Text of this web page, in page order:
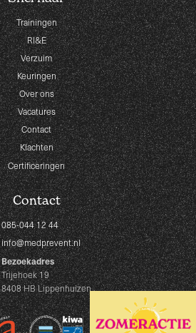
Trainingen
RI&E
Verzuim
Keuringen
Over ons
Vacatures
Contact
Klachten
Certificeringen
Contact
085-044 12 44
info@medprevent.nl
Bezoekadres
Trijehoek 19
8408 HB Lippenhuizen